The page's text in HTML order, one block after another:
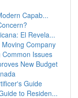
Capab...
El Revela...
Company
Issues
New Budget
Guide
to Residen...